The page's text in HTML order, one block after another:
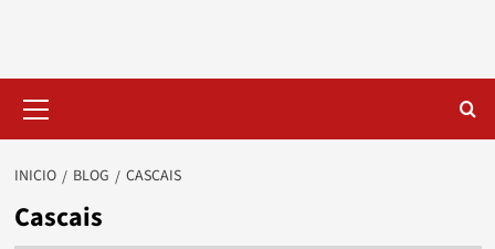
principal
INICIO BLOG CASCAIS
Cascais